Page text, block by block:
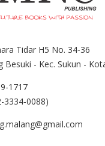
Tidar H5 No. 34-36
Besuki - Kec. Sukun -
1717
3334-0088)